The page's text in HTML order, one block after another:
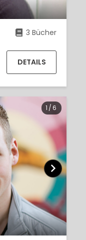
3 Bücher
DETAILS
1 /6